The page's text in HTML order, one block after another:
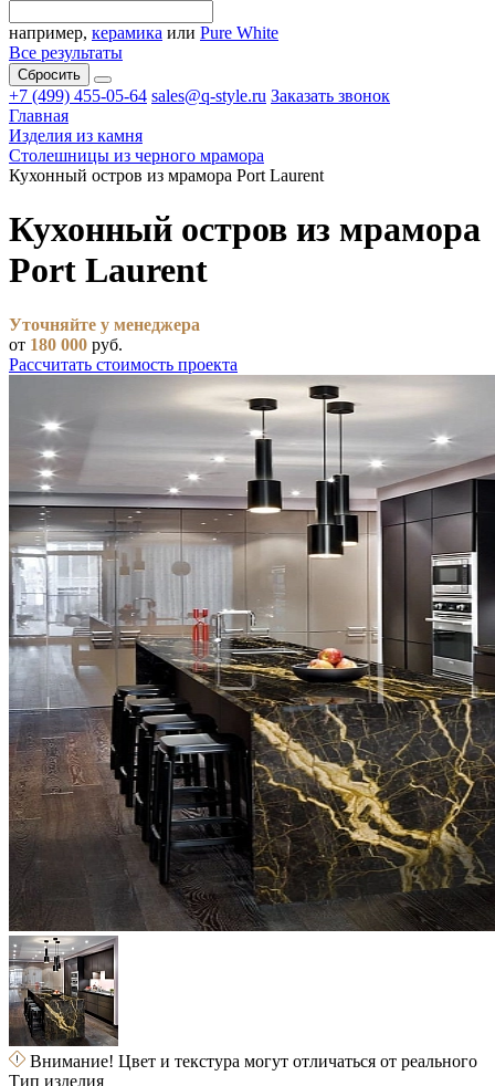
например, керамика или Pure White
Все результаты
Сбросить
+7 (499) 455-05-64 sales@q-style.ru Заказать звонок
Главная
Изделия из камня
Столешницы из черного мрамора
Кухонный остров из мрамора Port Laurent
Кухонный остров из мрамора
Port Laurent
Уточняйте у менеджера
от 180 000 руб.
Рассчитать стоимость проекта
Внимание! Цвет и текстура могут отличаться от реального
Тип изделия